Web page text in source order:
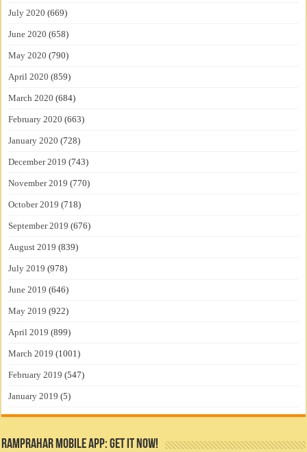
July 2020 (669)
June 2020 (658)
May 2020 (790)
April 2020 (859)
March 2020 (684)
February 2020 (663)
January 2020 (728)
December 2019 (743)
November 2019 (770)
October 2019 (718)
September 2019 (676)
August 2019 (839)
July 2019 (978)
June 2019 (646)
May 2019 (922)
April 2019 (899)
March 2019 (1001)
February 2019 (547)
January 2019 (5)
RamPrahar Mobile App: Get it Now!